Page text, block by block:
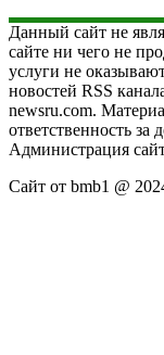
Данный сайт не
сайте ни чего не
услуги не
новостей RSS
newsru.com.
ответственность за
Администрация
Сайт от bmb1 @